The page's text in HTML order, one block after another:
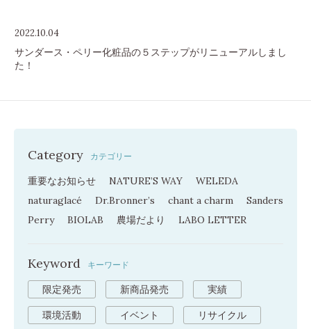
2022.10.04
サンダース・ペリー化粧品の５ステップがリニューアルしまし
た！
Category カテゴリー
重要なお知らせ NATURE’S WAY
WELEDA
naturaglacé
Dr.Bronner’s chant a charm
Sanders
Perry
BIOLAB 農場だより LABO LETTER
Keyword キーワード
限定発売 新商品発売 実績
環境活動 イベント リサイクル